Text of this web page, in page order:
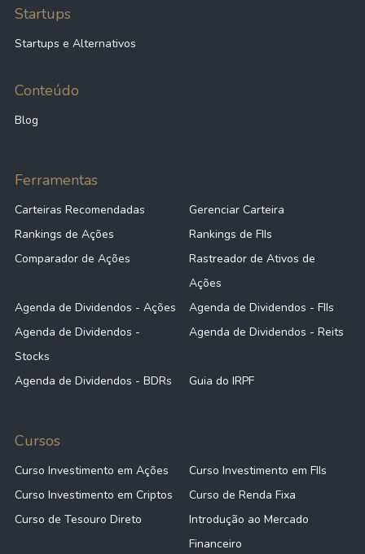
Startups
Startups e Alternativos
Conteúdo
Blog
Ferramentas
Carteiras Recomendadas
Gerenciar Carteira
Rankings de Ações
Rankings de FIIs
Comparador de Ações
Rastreador de Ativos de
Ações
Agenda de Dividendos - Ações
Agenda de Dividendos - FIIs
Agenda de Dividendos -
Stocks
Agenda de Dividendos - Reits
Agenda de Dividendos - BDRs Guia do IRPF
Cursos
Curso Investimento em Ações
Curso Investimento em FIIs
Curso Investimento em Criptos
Curso de Renda Fixa
Curso de Tesouro Direto
Introdução ao Mercado
Financeiro